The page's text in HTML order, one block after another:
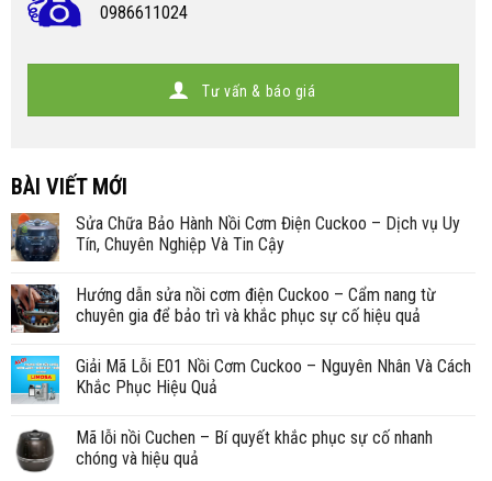
0986611024
Tư vấn & báo giá
BÀI VIẾT MỚI
Sửa Chữa Bảo Hành Nồi Cơm Điện Cuckoo – Dịch vụ Uy
Tín, Chuyên Nghiệp Và Tin Cậy
Hướng dẫn sửa nồi cơm điện Cuckoo – Cẩm nang từ
chuyên gia để bảo trì và khắc phục sự cố hiệu quả
Giải Mã Lỗi E01 Nồi Cơm Cuckoo – Nguyên Nhân Và Cách
Khắc Phục Hiệu Quả
Mã lỗi nồi Cuchen – Bí quyết khắc phục sự cố nhanh
chóng và hiệu quả